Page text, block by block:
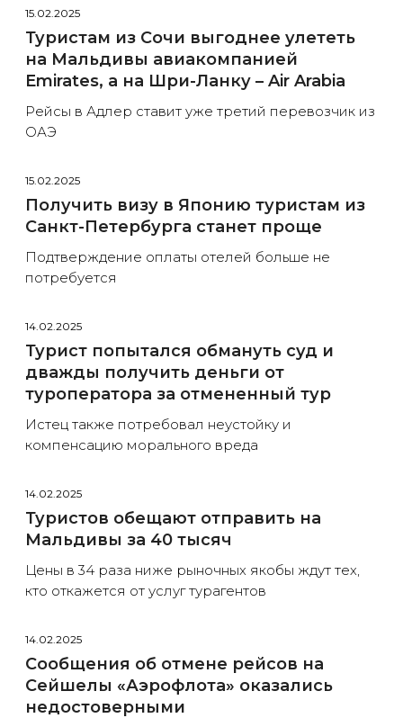
15.02.2025
Туристам из Сочи выгоднее улететь
на Мальдивы авиакомпанией
Emirates, а на Шри-Ланку – Air Arabia
Рейсы в Адлер ставит уже третий перевозчик из
ОАЭ
15.02.2025
Получить визу в Японию туристам из
Санкт-Петербурга станет проще
Подтверждение оплаты отелей больше не
потребуется
14.02.2025
Турист попытался обмануть суд и
дважды получить деньги от
туроператора за отмененный тур
Истец также потребовал неустойку и
компенсацию морального вреда
14.02.2025
Туристов обещают отправить на
Мальдивы за 40 тысяч
Цены в 34 раза ниже рыночных якобы ждут тех,
кто откажется от услуг турагентов
14.02.2025
Сообщения об отмене рейсов на
Сейшелы «Аэрофлота» оказались
недостоверными